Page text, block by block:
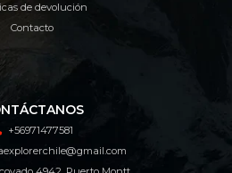
de devolución
Contacto
+56971477581